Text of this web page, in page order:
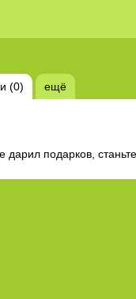
(0) ещё
дарил подарков,